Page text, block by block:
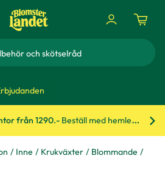
från 1290.- Beställ med hemleverans!
Inne Krukväxter Blommande